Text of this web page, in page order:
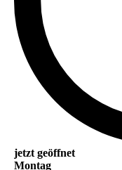
jetzt geöffnet
Montag